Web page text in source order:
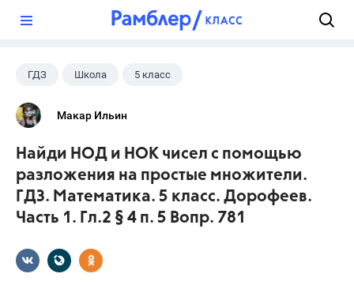
ГДЗ Школа 5 класс
Математика
Макар Ильин
Найди НОД и НОК чисел с помощью
разложения на простые множители.
ГДЗ. Математика. 5 класс. Дорофеев.
Часть 1. Гл.2 § 4 п. 5 Вопр. 781